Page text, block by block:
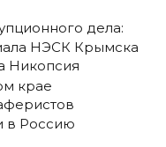
дела:
НЭСК Крымска
Никопсия
крае
в Россию